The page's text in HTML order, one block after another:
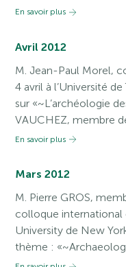
En savoir plus
Avril 2012
M. Jean-Paul Morel,
4 avril à l’Université
sur «~L’archéologie
VAUCHEZ, membre de
En savoir plus
Mars 2012
M. Pierre GROS,
colloque international
University de New
thème :